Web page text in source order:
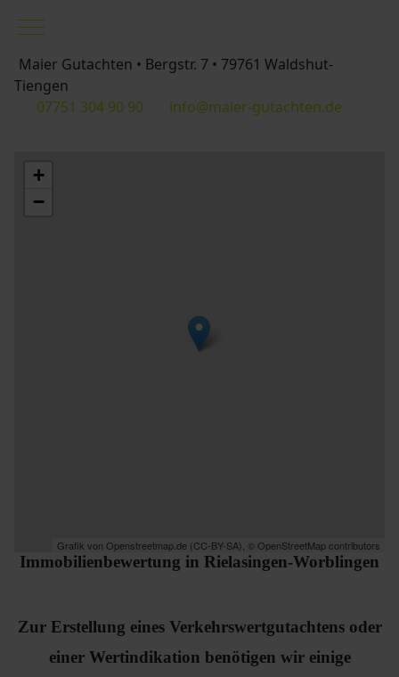
Mobile Menu Toggle
Maier Gutachten • Bergstr. 7 • 79761 Waldshut-
Tiengen
07751 304 90 90
info@maier-gutachten.de
+
−
Grafik von Openstreetmap.de(CC-BY-SA), © OpenStreetMap contributors
Immobilienbewertung in Rielasingen-Worblingen
Zur Erstellung eines Verkehrswertgutachtens oder
einer Wertindikation benötigen wir einige